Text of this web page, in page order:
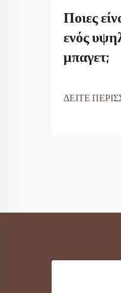
Ποιες
ενός
μπαγετ;
ΔΕΙΤΕ